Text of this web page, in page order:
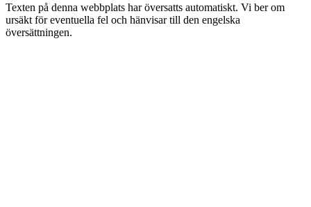
Texten på denna webbplats har översatts automatiskt. Vi ber om
ursäkt för eventuella fel och hänvisar till den engelska
översättningen.